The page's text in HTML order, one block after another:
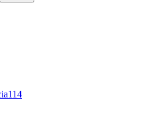
114